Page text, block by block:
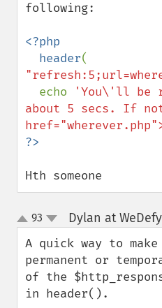
following:
<?php
  header
  echo
'You\'ll be
about 5 secs. If
Hth someone
up
down
93 Dylan at
A quick way to
permanent or
of the
in header().